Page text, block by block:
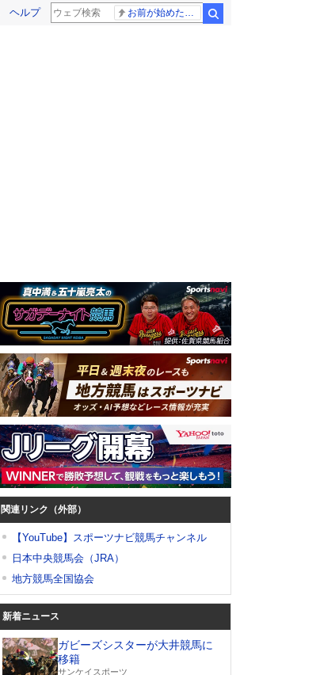
ヘルプ
関連リンク（外部）
【YouTube】スポーツナビ競馬チャンネル
日本中央競馬会（JRA）
地方競馬全国協会
新着ニュース
ガビーズシスターが大井競馬に
移籍
サンケイスポーツ